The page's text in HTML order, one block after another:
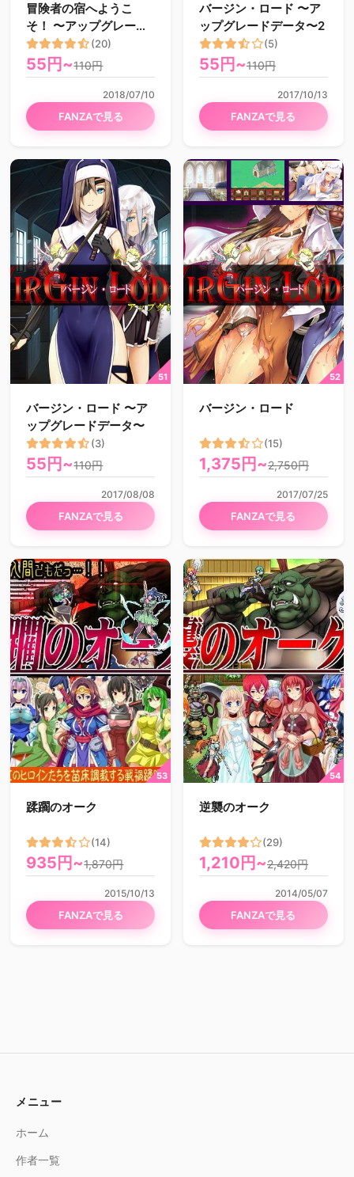
冒険者の宿へようこ
そ！ 〜アップグレード
データ〜
(20)
55円~110円
FANZAで見る
2018/07/10
バージン・ロード 〜ア
ップグレードデータ〜2
(5)
55円~110円
FANZAで見る
2017/10/13
バージン・ロード 〜ア
ップグレードデータ〜
(3)
55円~110円
FANZAで見る
2017/08/08
バージン・ロード
(15)
1,375円~2,750円
FANZAで見る
2017/07/25
蹂躙のオーク
(14)
935円~1,870円
FANZAで見る
2015/10/13
逆襲のオーク
(29)
1,210円~2,420円
FANZAで見る
2014/05/07
メニュー
ホーム
作者一覧